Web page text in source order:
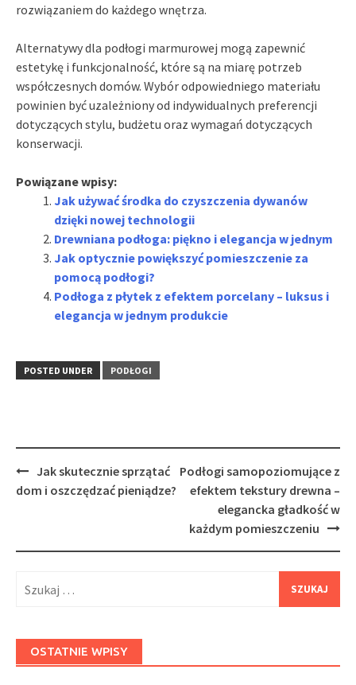
rozwiązaniem do każdego wnętrza.
Alternatywy dla podłogi marmurowej mogą zapewnić
estetykę i funkcjonalność, które są na miarę potrzeb
współczesnych domów. Wybór odpowiedniego materiału
powinien być uzależniony od indywidualnych preferencji
dotyczących stylu, budżetu oraz wymagań dotyczących
konserwacji.
Powiązane wpisy:
Jak używać środka do czyszczenia dywanów
dzięki nowej technologii
Drewniana podłoga: piękno i elegancja w jednym
Jak optycznie powiększyć pomieszczenie za
pomocą podłogi?
Podłoga z płytek z efektem porcelany – luksus i
elegancja w jednym produkcie
POSTED UNDER PODŁOGI
Post
navigation
Jak skutecznie sprzątać
dom i oszczędzać pieniądze?
Podłogi samopoziomujące z
efektem tekstury drewna –
elegancka gładkość w
każdym pomieszczeniu
OSTATNIE WPISY